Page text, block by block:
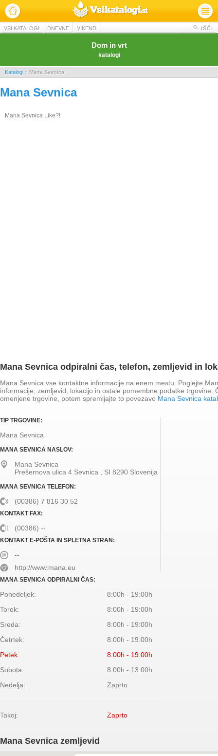
VSI KATALOGI DNEVNE VIKEND IŠČI
Dom in vrt
katalogi
Katalogi » Mana Sevnica
Mana Sevnica
Mana Sevnica Like?!
Mana Sevnica odpiralni čas, telefon, zemljevid in
Mana Sevnica vse kontaktne informacije na enem mestu. Poglejte
informacije, zemljevid, lokacijo in ostale pomembne podatke trgovine.
omenjene trgovine, potem spremljajte to povezavo Mana Sevnica
TIP TRGOVINE:
Mana Sevnica
MANA SEVNICA NASLOV:
Mana Sevnica
Prešernova ulica 4 Sevnica SI 8290 Slovenija
MANA SEVNICA TELEFON:
(00386) 7 816 30 52
KONTAKT FAX:
(00386) --
KONTAKT E-POŠTA IN SPLETNA STRAN:
--
http://www.mana.eu
MANA SEVNICA ODPIRALNI ČAS:
Ponedeljek:
8:00h - 19:00h
Torek:
8:00h - 19:00h
Sreda:
8:00h - 19:00h
Četrtek:
8:00h - 19:00h
Petek:
8:00h - 19:00h
Sobota:
8:00h - 13:00h
Nedelja:
Zaprto
Takoj: Zaprto
Mana Sevnica zemljevid